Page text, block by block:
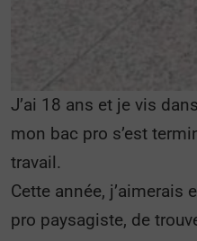
J’ai 18 ans et je vis
mon bac pro s’est
travail.
Cette année, j’aimerais
pro paysagiste, de